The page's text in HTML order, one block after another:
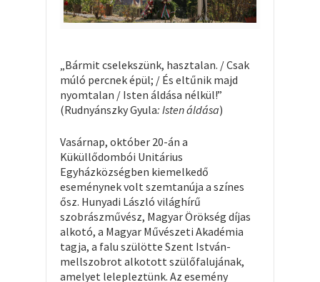
„Bármit cselekszünk, hasztalan. / Csak
múló percnek épül; / És eltűnik majd
nyomtalan / Isten áldása nélkül!”
(Rudnyánszky Gyula: Isten áldása)
Vasárnap, október 20-án a
Küküllődombói Unitárius
Egyházközségben kiemelkedő
eseménynek volt szemtanúja a színes
ősz. Hunyadi László világhírű
szobrászművész, Magyar Örökség díjas
alkotó, a Magyar Művészeti Akadémia
tagja, a falu szülötte Szent István-
mellszobrot alkotott szülőfalujának,
amelyet lelepleztünk. Az esemény